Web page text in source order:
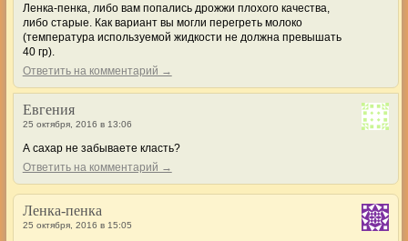
Ленка-пенка, либо вам попались дрожжи плохого качества,
либо старые. Как вариант вы могли перегреть молоко
(температура используемой жидкости не должна превышать
40 гр).
Ответить на комментарий →
Евгения
25 октября, 2016 в 13:06
А сахар не забываете класть?
Ответить на комментарий →
Ленка-пенка
25 октября, 2016 в 15:05